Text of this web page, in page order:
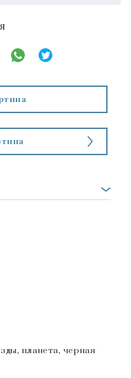
планета, черная